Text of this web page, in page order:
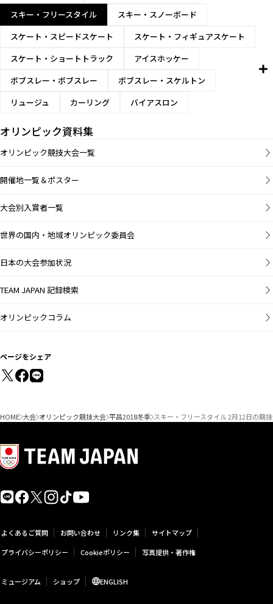
スキー・フリースタイル
スキー・スノーボード
スケート・スピードスケート
スケート・フィギュアスケート
スケート・ショートトラック
アイスホッケー
ボブスレー・ボブスレー
ボブスレー・スケルトン
リュージュ
カーリング バイアスロン
オリンピック資料集
オリンピック競技大会一覧
開催地一覧＆ポスター
大会別入賞者一覧
世界の国内・地域オリンピック委員会
日本の大会参加状況
TEAM JAPAN 記録検索
オリンピックコラム
ページをシェア
HOME 大会 オリンピック競技大会 平昌2018冬季 スキー・フリースタイル 2月12日の競
よくあるご質問 お問い合わせ リンク集
サイトマップ
プライバシーポリシー
Cookieポリシー 写真提供・著作権
ミュージアム ショップ ENGLISH